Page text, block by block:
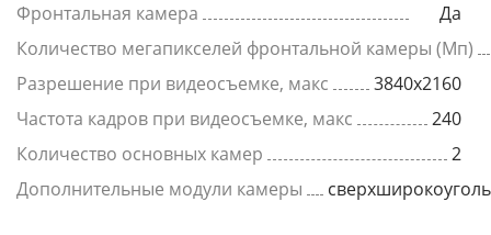
Фронтальная камера
Да
Количество мегапикселей фронтальной камеры (Мп)
Разрешение при видеосъемке, макс
3840x2160
Частота кадров при видеосъемке, макс
240
Количество основных камер
2
Дополнительные модули камеры